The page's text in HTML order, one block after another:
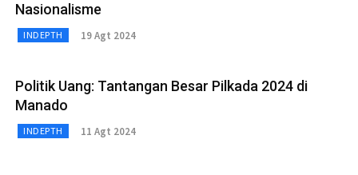
Nasionalisme
INDEPTH 19 Agt 2024
Politik Uang: Tantangan Besar Pilkada 2024 di
Manado
INDEPTH 11 Agt 2024